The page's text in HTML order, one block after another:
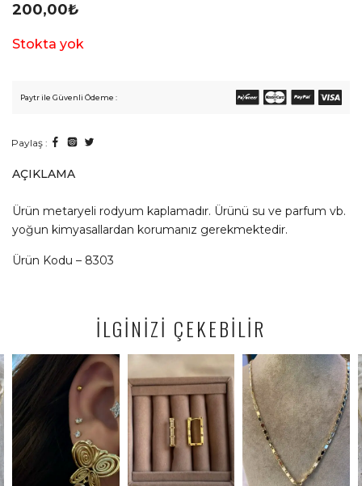
200,00₺
Stokta yok
Paytr ile Güvenli Ödeme :
Paylaş :
AÇIKLAMA
Ürün metaryeli rodyum kaplamadır. Ürünü su ve parfum vb.
yoğun kimyasallardan korumanız gerekmektedir.
Ürün Kodu – 8303
İLGİNİZİ ÇEKEBİLİR